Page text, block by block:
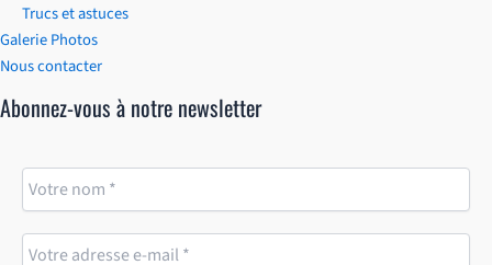
Trucs et astuces
Galerie Photos
Nous contacter
Abonnez-vous à notre newsletter